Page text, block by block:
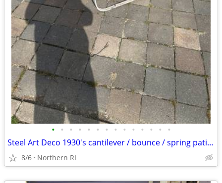
• • • • • • • • • • • • • •
Steel Art Deco 1930's cantilever / bounce / spring patio rocker A427
8/6 Northern RI